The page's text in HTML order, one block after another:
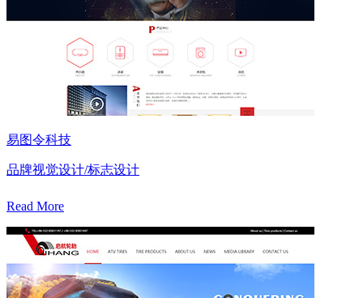
易图令科技
品牌视觉设计/标志设计
Read More